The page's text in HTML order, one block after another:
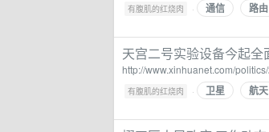
有腹肌的红烧肉 · 通信 路由
天宫二号实验设备今起
http://www.xinhuanet.com/
有腹肌的红烧肉 · 卫星 航天